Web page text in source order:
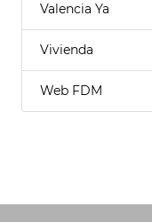
Valencia Ya
Vivienda
Web FDM